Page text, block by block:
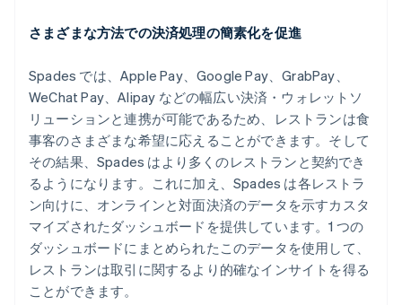
さまざまな方法での決済処理の簡素化を促進
Spades では、Apple Pay、Google Pay、GrabPay、
WeChat Pay、Alipay などの幅広い決済・ウォレットソ
リューションと連携が可能であるため、レストランは食
事客のさまざまな希望に応えることができます。そして
その結果、Spades はより多くのレストランと契約でき
るようになります。これに加え、Spades は各レストラ
ン向けに、オンラインと対面決済のデータを示すカスタ
マイズされたダッシュボードを提供しています。1 つの
ダッシュボードにまとめられたこのデータを使用して、
レストランは取引に関するより的確なインサイトを得る
ことができます。